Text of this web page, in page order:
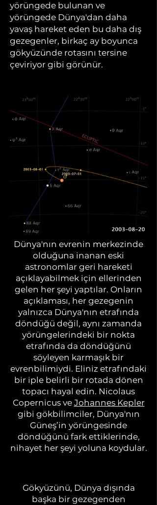
yörüngede bulunan ve
yörüngede Dünya'dan daha
yavaş hareket eden bu daha dış
gezegenler, birkaç ay boyunca
gökyüzünde rotasını tersine
çeviriyor gibi görünür.
Dünya'nın evrenin merkezinde
olduğuna inanan eski
astronomlar geri hareketi
açıklayabilmek için ellerinden
gelen her şeyi yaptılar. Onların
açıklaması, her gezegenin
yalnızca Dünya'nın etrafında
döndüğü değil, aynı zamanda
yörüngelerindeki bir nokta
etrafında da döndüğünü
söyleyen karmaşık bir
evrenbilimiydi. Eliniz etrafındaki
bir iple belirli bir rotada dönen
topacı hayal edin. Nicolaus
Copernicus ve Johannes Kepler
gibi gökbilimciler, Dünya'nın
Güneş’in yörüngesinde
döndüğünü fark ettiklerinde,
nihayet her şeyi yoluna koydular.
Gökyüzünü, Dünya dışında
başka bir gezegenden